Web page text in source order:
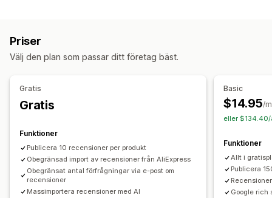
En sida med alla recensioner
Höjdpunkter från recensioner Frågor och svar
Metoder för insamling av recensioner
Kampanjer
Import och export
Automatiseringar Anpassade förfrågningar
Priser
Välj den plan som passar ditt företag bäst.
Gratis
Gratis
Funktioner
Publicera 10 recensioner per produkt
Obegränsad import av recensioner från AliExpress
Obegränsat antal förfrågningar via e-post om
recensioner
Massimportera recensioner med AI
Basic
$14.95/
eller $134.40/
Funktioner
Allt i
Publicera
Google rich